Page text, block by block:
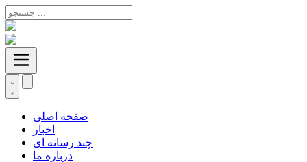
صفحه اصلی
اخبار
چند رسانه ای
درباره ما